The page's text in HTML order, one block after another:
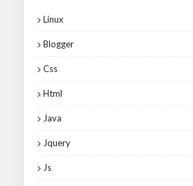
Linux
Blogger
Css
Html
Java
Jquery
Js